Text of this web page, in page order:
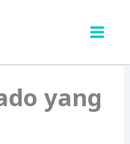
yang